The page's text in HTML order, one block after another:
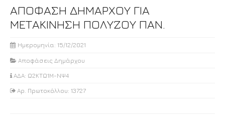
ΑΠΟΦΑΣΗ ΔΗΜΑΡΧΟΥ ΓΙΑ
ΜΕΤΑΚΙΝΗΣΗ ΠΟΛΥΖΟΥ ΠΑΝ.
Ημερομηνία: 15/12/2021
Αποφάσεις Δημάρχου
ΑΔΑ: Ω2ΚΤΩ1Μ-ΝΨ4
Αρ. Πρωτοκόλλου: 13727